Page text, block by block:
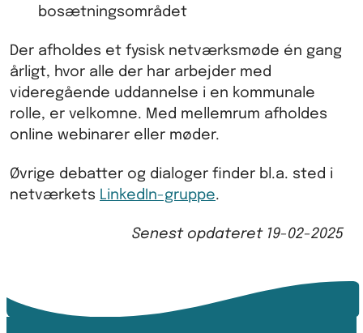
bosætningsområdet
Der afholdes et fysisk netværksmøde én gang
årligt, hvor alle der har arbejder med
videregående uddannelse i en kommunale
rolle, er velkomne. Med mellemrum afholdes
online webinarer eller møder.
Øvrige debatter og dialoger finder bl.a. sted i
netværkets LinkedIn-gruppe.
Senest opdateret 19-02-2025